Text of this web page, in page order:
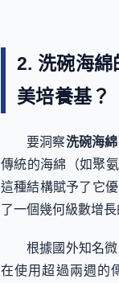
2. 洗碗海綿
美培養基？
要洞察洗碗海綿
傳統的海綿（如聚
這種結構賦予了它
了一個幾何級數增
根據國外知名
在使用超過兩週的